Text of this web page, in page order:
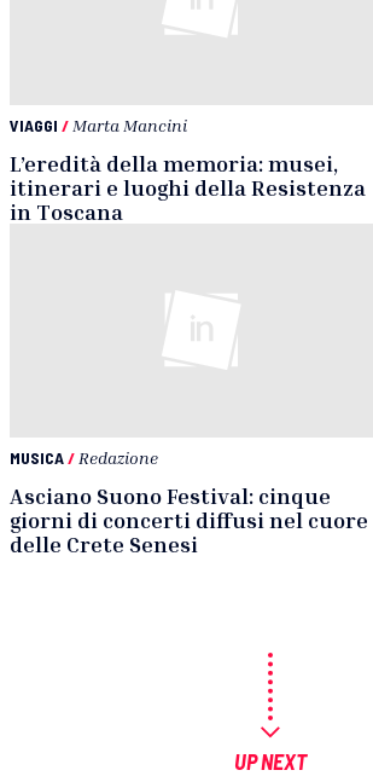
VIAGGI / Marta Mancini
L’eredità della memoria: musei,
itinerari e luoghi della Resistenza
in Toscana
MUSICA/ Redazione
Asciano Suono Festival: cinque
giorni di concerti diffusi nel cuore
delle Crete Senesi
UP NEXT